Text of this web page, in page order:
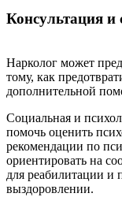
Консультация и
Нарколог может
тому, как
дополнительной
Социальная и
помочь оценить
рекомендации по
ориентировать на
для реабилитации и
выздоровлении.